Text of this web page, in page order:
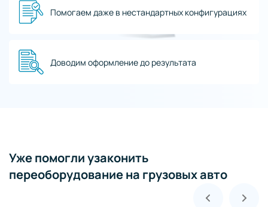
Помогаем даже в нестандартных конфигурациях
Доводим оформление до результата
Уже помогли узаконить
переоборудование на грузовых авто